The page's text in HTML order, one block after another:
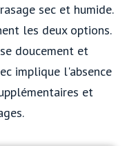
sec et humide.
les deux options.
doucement et
implique l'absence
et